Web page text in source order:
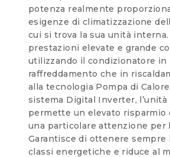
potenza realmente
esigenze di climatizzazione
cui si trova la sua unità
prestazioni elevate e grande
utilizzando il condizionatore in
raffreddamento che in
alla tecnologia Pompa di
sistema Digital Inverter, l’unità
permette un elevato risparmio
una particolare attenzione per
Garantisce di ottenere sempre
classi energetiche e riduce al